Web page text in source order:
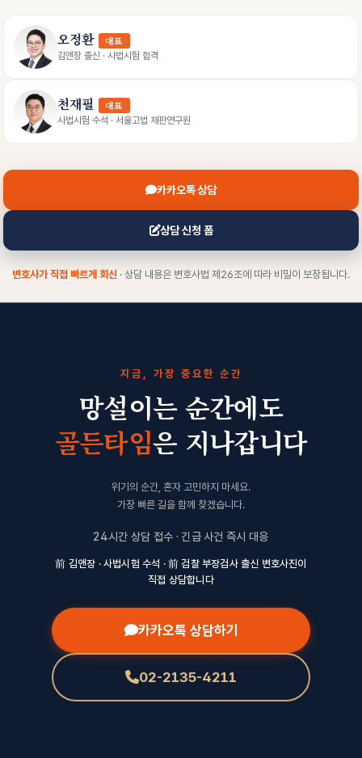
오정환 대표
김앤장 출신 · 사법시험 합격
천재필 대표
사법시험 수석 · 서울고법 재판연구원
카카오톡 상담
상담 신청 폼
변호사가 직접 빠르게 회신 · 상담 내용은 변호사법 제26조에 따라 비밀이 보장됩니다.
지금, 가장 중요한 순간
망설이는 순간에도
골든타임은 지나갑니다
위기의 순간, 혼자 고민하지 마세요.
가장 빠른 길을 함께 찾겠습니다.
24시간 상담 접수 · 긴급 사건 즉시 대응
前 김앤장 · 사법시험 수석 · 前 검찰 부장검사 출신 변호사진이
직접 상담합니다
카카오톡 상담하기
02-2135-4211